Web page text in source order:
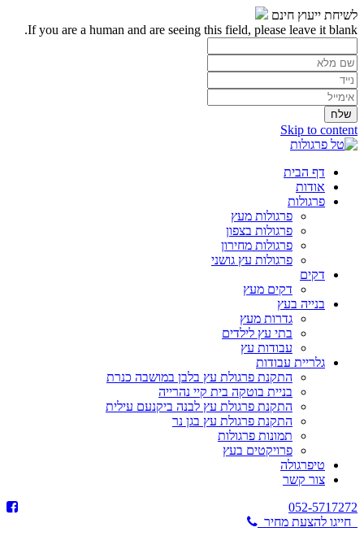
לשיחת ייעוץ חינם
If you are a human and are seeing this field, please leave it blank.
Skip to content
דף הבית
אודות
פרגולות
פרגולות מעץ
פרגולות בצפון
פרגולות מחירון
פרגולות עץ גושני
דקים
דקים מעץ
בנייה בעץ
גדרות מעץ
בתי עץ לילדים
עבודות עץ
גלריית עבודות
התקנת פרגולת עץ בלבן במושבה כנרת
בניית בוטקה בית קיי נהרייה
התקנת פרגולת עץ לבנה ביקנעם עילית
התקנת פרגולת עץ בגן נר
תמונות פרגולות
פרויקטים בעץ
טיפרגולה
צור קשר
052-5717272
חייגו להצעת מחיר